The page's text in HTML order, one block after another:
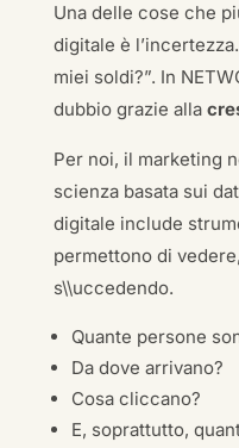
Una delle cose che
digitale è
miei soldi?”. In
dubbio grazie alla
Per noi, il marketing
scienza basata sui
digitale include
permettono di
s\\uccedendo.
Quante persone
Da dove arrivano?
Cosa cliccano?
E, soprattutto,